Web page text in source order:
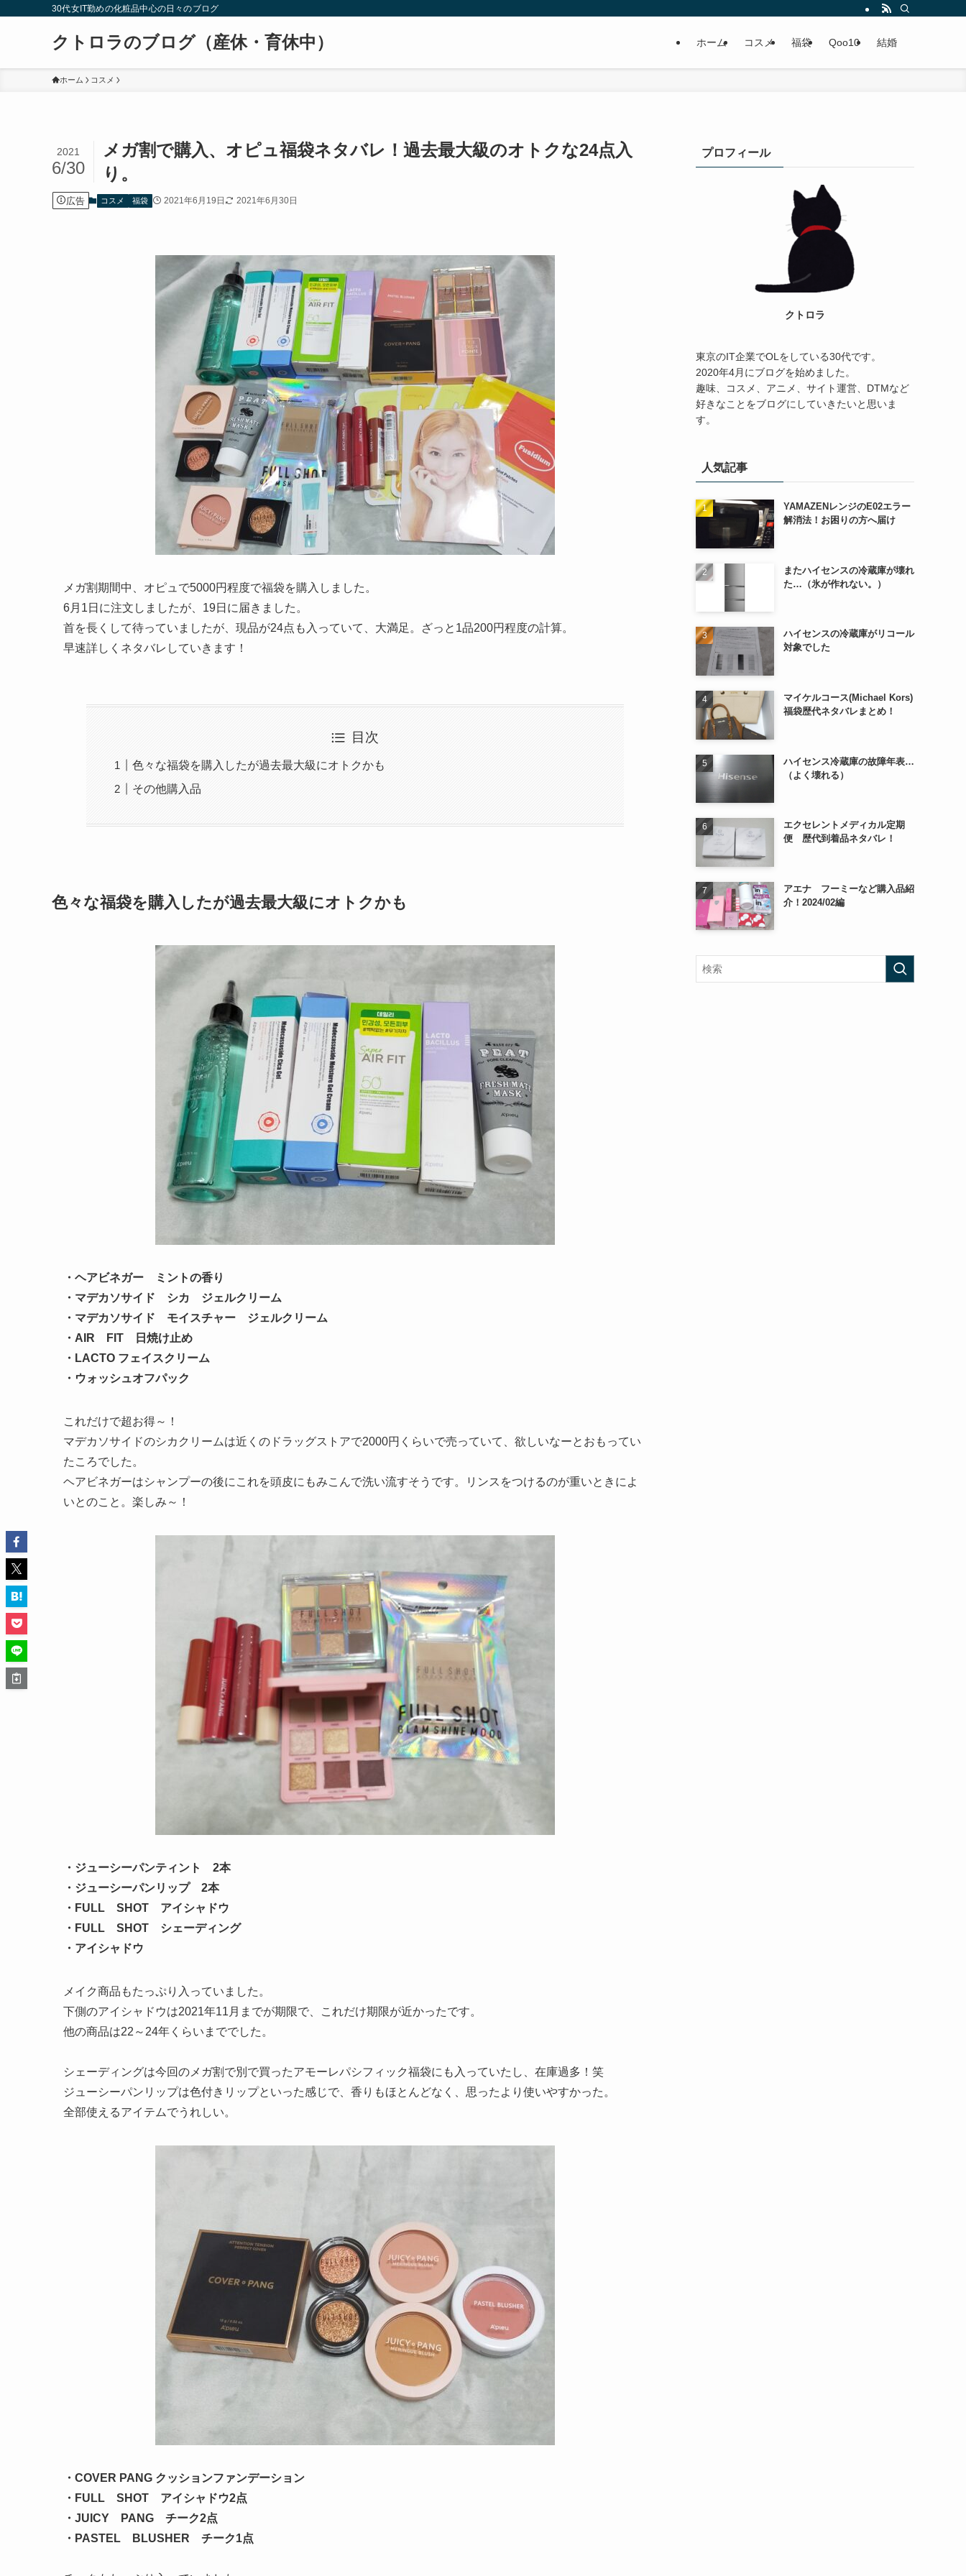
30代女IT勤めの化粧品中心の日々のブログ
クトロラのブログ（産休・育休中） ホーム コスメ 福袋 Qoo10 結婚
ホーム コスメ
メガ割で購入、オピュ福袋ネタバレ！過去最大級のオトクな24点入
り。
2021
6/30
広告 コスメ 福袋 2021年6月19日 2021年6月30日
メガ割期間中、オピュで5000円程度で福袋を購入しました。
6月1日に注文しましたが、19日に届きました。
首を長くして待っていましたが、現品が24点も入っていて、大満足。ざっと1品200円程度の計算。
早速詳しくネタバレしていきます！
目次
色々な福袋を購入したが過去最大級にオトクかも
その他購入品
色々な福袋を購入したが過去最大級にオトクかも
・ヘアビネガー ミントの香り
・マデカソサイド シカ ジェルクリーム
・マデカソサイド モイスチャー ジェルクリーム
・AIR FIT 日焼け止め
・LACTO フェイスクリーム
・ウォッシュオフパック
これだけで超お得～！
マデカソサイドのシカクリームは近くのドラッグストアで2000円くらいで売っていて、欲しいなーとおもってい
たころでした。
ヘアビネガーはシャンプーの後にこれを頭皮にもみこんで洗い流すそうです。リンスをつけるのが重いときによ
いとのこと。楽しみ～！
・ジューシーパンティント 2本
・ジューシーパンリップ 2本
・FULL SHOT アイシャドウ
・FULL SHOT シェーディング
・アイシャドウ
メイク商品もたっぷり入っていました。
下側のアイシャドウは2021年11月までが期限で、これだけ期限が近かったです。
他の商品は22～24年くらいまででした。
シェーディングは今回のメガ割で別で買ったアモーレパシフィック福袋にも入っていたし、在庫過多！笑
ジューシーパンリップは色付きリップといった感じで、香りもほとんどなく、思ったより使いやすかった。
全部使えるアイテムでうれしい。
・COVER PANG クッションファンデーション
・FULL SHOT アイシャドウ2点
・JUICY PANG チーク2点
・PASTEL BLUSHER チーク1点
プロフィール
クトロラ
東京のIT企業でOLをしている30代です。
2020年4月にブログを始めました。
趣味、コスメ、アニメ、サイト運営、DTMなど
好きなことをブログにしていきたいと思いま
す。
人気記事
YAMAZENレンジのE02エラー
解消法！お困りの方へ届け
またハイセンスの冷蔵庫が壊れ
た…（氷が作れない。）
ハイセンスの冷蔵庫がリコール
対象でした
マイケルコース(Michael Kors)
福袋歴代ネタバレまとめ！
ハイセンス冷蔵庫の故障年表…
（よく壊れる）
エクセレントメディカル定期
便 歴代到着品ネタバレ！
アエナ フーミーなど購入品紹
介！2024/02編